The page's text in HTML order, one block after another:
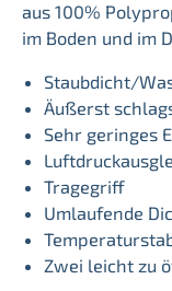
aus 100%
im Boden und im
Staubdicht/
Äußerst
Sehr geringes
Tragegriff
Umlaufende
Zwei leicht zu